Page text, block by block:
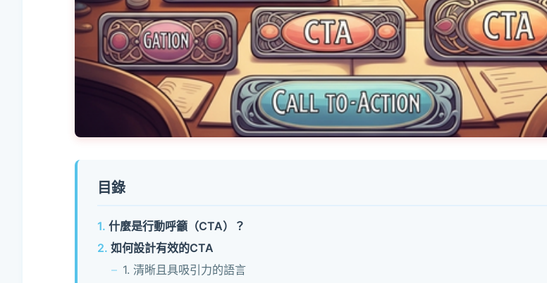
目錄
什麼是行動呼籲（CTA）？
如何設計有效的CTA
1. 清晰且具吸引力的語言